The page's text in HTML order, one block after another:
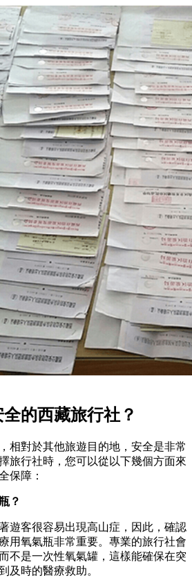
的西藏旅行社？
相對於其他旅遊目的地，安全是非常
旅行社時，您可以從以下幾個方面來
保障：
？
遊客很容易出現高山症，因此，確認
用氧氣瓶非常重要。專業的旅行社會
不是一次性氧氣罐，這樣能確保在突
及時的醫療救助。